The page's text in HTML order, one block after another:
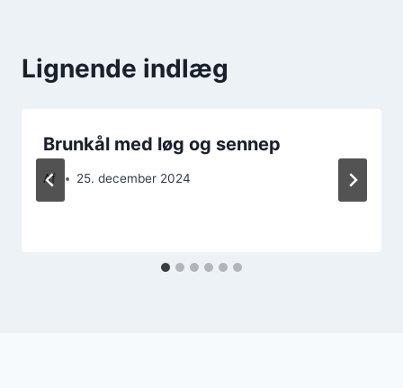
Lignende indlæg
Brunkål med løg og sennep
Af 25. december 2024